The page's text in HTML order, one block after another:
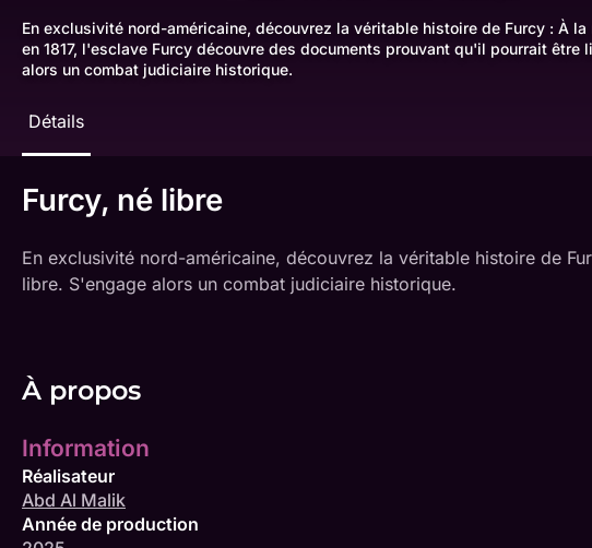
En exclusivité nord-américaine, découvrez la véritable histoire de Furcy : À la
en 1817, l'esclave Furcy découvre des documents prouvant qu'il pourrait être
alors un combat judiciaire historique.
Détails
Furcy, né libre
En exclusivité nord-américaine, découvrez la véritable histoire de
libre. S'engage alors un combat judiciaire historique.
À propos
Information
Réalisateur
Abd Al Malik
Année de production